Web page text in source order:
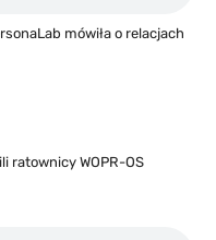
mówiła o relacjach
ratownicy WOPR-OS